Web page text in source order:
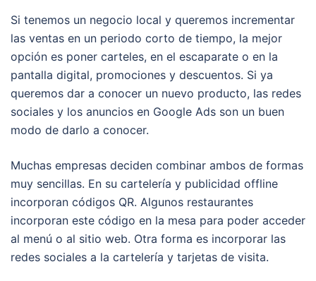
Si tenemos un negocio local y queremos incrementar
las ventas en un periodo corto de tiempo, la mejor
opción es poner carteles, en el escaparate o en la
pantalla digital, promociones y descuentos. Si ya
queremos dar a conocer un nuevo producto, las redes
sociales y los anuncios en Google Ads son un buen
modo de darlo a conocer.
Muchas empresas deciden combinar ambos de formas
muy sencillas. En su cartelería y publicidad offline
incorporan códigos QR. Algunos restaurantes
incorporan este código en la mesa para poder acceder
al menú o al sitio web. Otra forma es incorporar las
redes sociales a la cartelería y tarjetas de visita.